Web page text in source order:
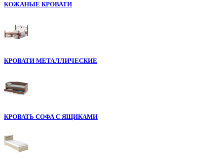
КОЖАНЫЕ КРОВАТИ
КРОВАТИ МЕТАЛЛИЧЕСКИЕ
КРОВАТЬ СОФА С ЯЩИКАМИ